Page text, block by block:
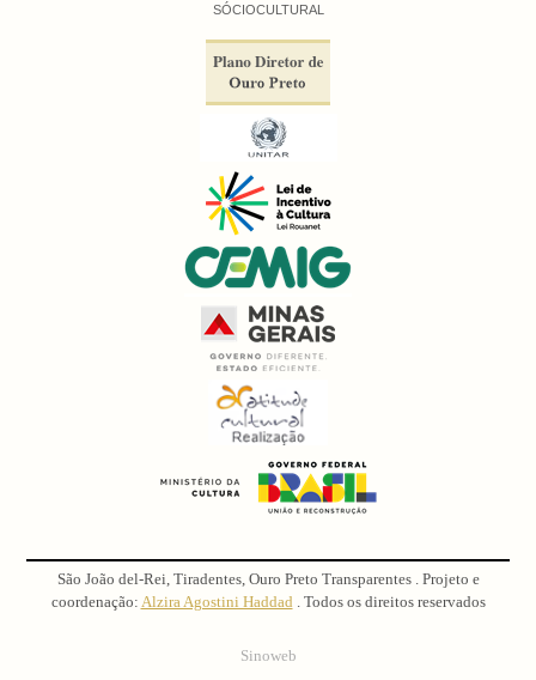
SÓCIOCULTURAL
São João del-Rei, Tiradentes, Ouro Preto Transparentes . Projeto e
coordenação: Alzira Agostini Haddad . Todos os direitos reservados
Sinoweb